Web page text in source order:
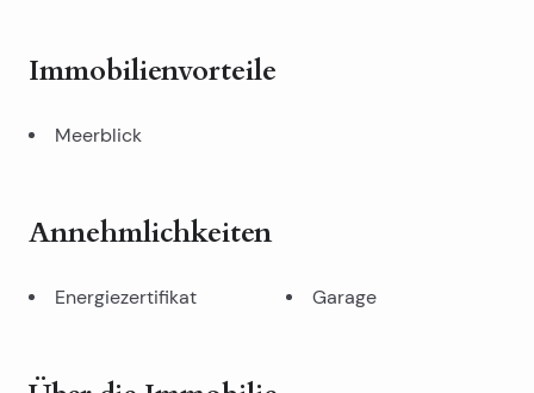
Immobilienvorteile
Meerblick
Annehmlichkeiten
Energiezertifikat Garage